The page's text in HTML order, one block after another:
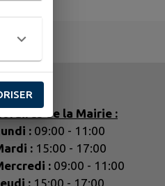
Horaires de la Mairie :
: 09:00 - 11:00
: 15:00 - 17:00
: 09:00 - 11:00
: 15:00 - 17:00